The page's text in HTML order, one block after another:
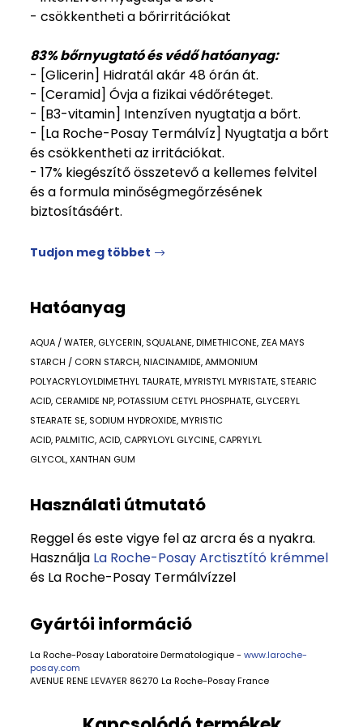
- csökkentheti a bőrirritációkat
83% bőrnyugtató és védő hatóanyag:
- [Glicerin] Hidratál akár 48 órán át.
- [Ceramid] Óvja a fizikai védőréteget.
- [B3-vitamin] Intenzíven nyugtatja a bőrt.
- [La Roche-Posay Termálvíz] Nyugtatja a bőrt
és csökkentheti az irritációkat.
- 17% kiegészítő összetevő a kellemes felvitel
és a formula minőségmegőrzésének
biztosításáért.
Tudjon meg többet
Hatóanyag
AQUA / WATER, GLYCERIN, SQUALANE, DIMETHICONE, ZEA MAYS
STARCH / CORN STARCH, NIACINAMIDE, AMMONIUM
POLYACRYLOYLDIMETHYL TAURATE, MYRISTYL MYRISTATE, STEARIC
ACID, CERAMIDE NP, POTASSIUM CETYL PHOSPHATE, GLYCERYL
STEARATE SE, SODIUM HYDROXIDE, MYRISTIC
ACID, PALMITIC, ACID, CAPRYLOYL GLYCINE, CAPRYLYL
GLYCOL, XANTHAN GUM
Használati útmutató
Reggel és este vigye fel az arcra és a nyakra.
Használja La Roche-Posay Arctisztító krémmel
és La Roche-Posay Termálvízzel
Gyártói információ
La Roche-Posay Laboratoire Dermatologique - www.laroche-
posay.com
AVENUE RENE LEVAYER 86270 La Roche-Posay France